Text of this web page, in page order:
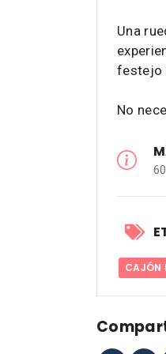
Una
festejo
No
CAJÓN